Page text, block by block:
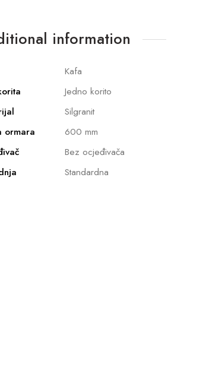
information
Kafa
Jedno korito
Silgranit
ormara
600 mm
Bez ocjeđivača
Standardna